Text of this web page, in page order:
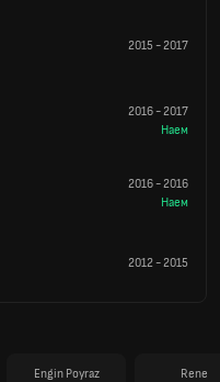
2015 -2017
2016-2017
Наем
2016-2016
Наем
2012-2015
Engin Poyraz Rene